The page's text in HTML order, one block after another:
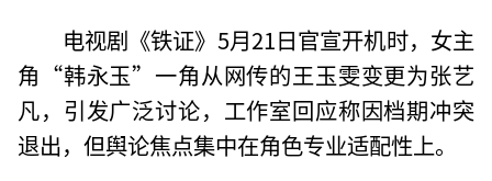
电视剧《铁证》5月21日官宣开机时，女主
角“韩永玉”一角从网传的王玉雯变更为张艺
凡，引发广泛讨论，工作室回应称因档期冲突
退出，但舆论焦点集中在角色专业适配性上。